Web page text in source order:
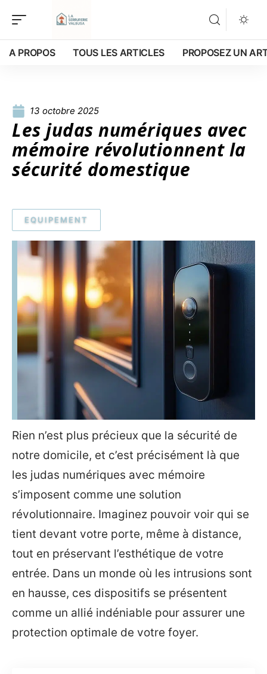
A PROPOS TOUS LES ARTICLES PROPOSEZ UN
13 octobre 2025
Les judas numériques avec
mémoire révolutionnent la
sécurité domestique
EQUIPEMENT
Rien n’est plus précieux que la sécurité de
notre domicile, et c’est précisément là que
les judas numériques avec mémoire
s’imposent comme une solution
révolutionnaire. Imaginez pouvoir voir qui se
tient devant votre porte, même à distance,
tout en préservant l’esthétique de votre
entrée. Dans un monde où les intrusions sont
en hausse, ces dispositifs se présentent
comme un allié indéniable pour assurer une
protection optimale de votre foyer.